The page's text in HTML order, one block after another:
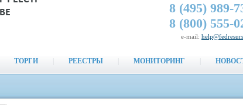
8 (495) 989-
8 (800) 555-
e-mail:
ТОРГИ РЕЕСТРЫ МОНИТОРИНГ